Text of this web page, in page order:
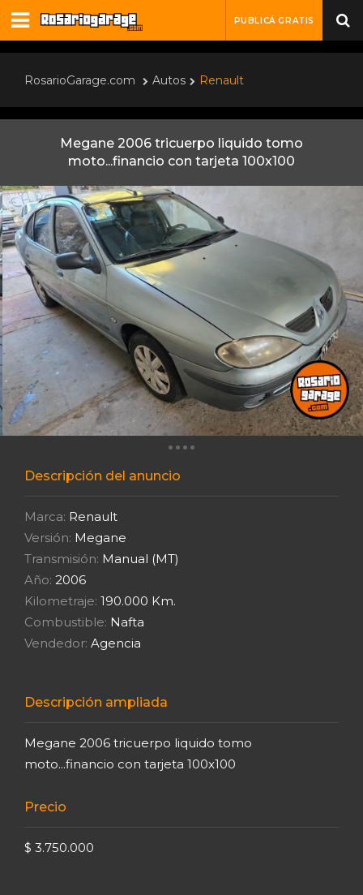
PUBLICÁ GRATIS
RosarioGarage.com Autos Renault
Megane 2006 tricuerpo liquido tomo
moto...financio con tarjeta 100x100
Descripción del anuncio
Marca: Renault
Versión: Megane
Transmisión: Manual (MT)
Año: 2006
Kilometraje: 190.000 Km.
Combustible: Nafta
Vendedor: Agencia
Descripción ampliada
Megane 2006 tricuerpo liquido tomo
moto...financio con tarjeta 100x100
Precio
$ 3.750.000